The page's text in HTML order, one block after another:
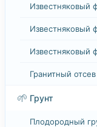
Известняковый
Известняковый
Известняковый
Гранитный отсев
🌱 Грунт
Плодородный